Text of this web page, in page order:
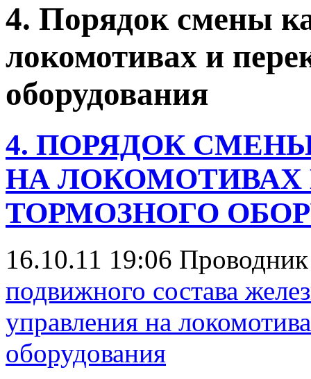
4. Порядок смены
локомотивах и
оборудования
4. ПОРЯДОК
НА
ТОРМОЗНОГО
16.10.11 19:06
подвижного состава
управления на
оборудования